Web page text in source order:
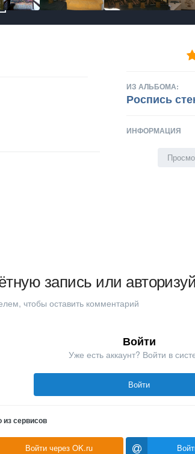
ИЗ АЛЬБОМА:
Роспись
ИНФОРМАЦИЯ
запись или
чтобы оставить комментарий
Войти
Уже есть аккаунт? Войти в
Войти
сервисов
Войти через OK.ru